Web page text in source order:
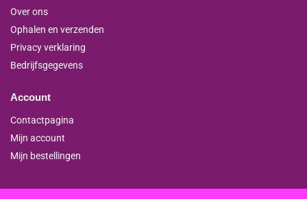
Over ons
Ophalen en verzenden
Privacy verklaring
Bedrijfsgegevens
Account
Contactpagina
Mijn account
Mijn bestellingen